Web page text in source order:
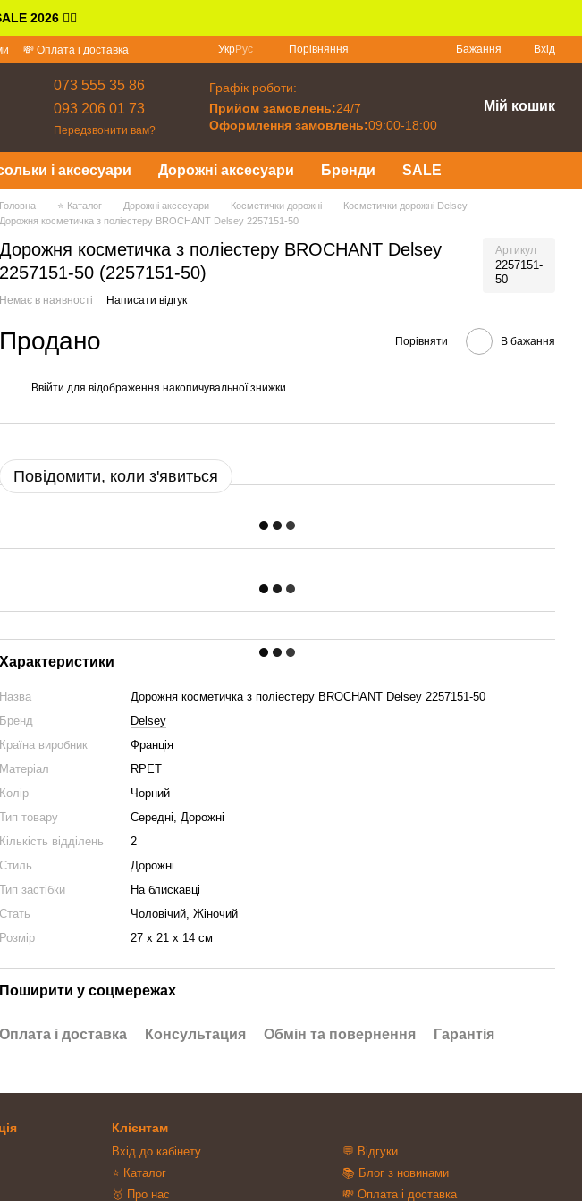
2026👈🏻
💸 Оплата і доставка
УкрРус Порівняння Бажання Вхід
073 555 35 86
093 206 01 73
Передзвонити вам?
Графік роботи:
Прийом замовлень:24/7
Оформлення замовлень:09:00-18:00
Мій кошик
і аксесуари Дорожні аксесуари Бренди SALE
Головна ⭐ Каталог Дорожні аксесуари Косметички дорожні
Косметички дорожні Delsey
Дорожня косметичка з поліестеру BROCHANT Delsey 2257151-50
Дорожня косметичка з поліестеру BROCHANT Delsey
2257151-50 (2257151-50)
Артикул
2257151-
50
Немає в наявності Написати відгук
Продано Порівняти В бажання
Ввійти для відображення накопичувальної знижки
Повідомити, коли з'явиться
Характеристики
Назва
Дорожня косметичка з поліестеру BROCHANT Delsey 2257151-50
Бренд
Delsey
Країна виробник
Франція
Матеріал
RPET
Колір
Чорний
Тип товару
Середні, Дорожні
Кількість відділень
2
Стиль
Дорожні
Тип застібки
На блискавці
Стать
Чоловічий, Жіночий
Розмір
27 x 21 x 14 см
Поширити у соцмережах
Оплата і доставка Консультация Обмін та повернення Гарантія
Клієнтам
Вхід до кабінету
⭐ Каталог
🥇 Про нас
💬 Відгуки
📚 Блог з новинами
💸 Оплата і доставка